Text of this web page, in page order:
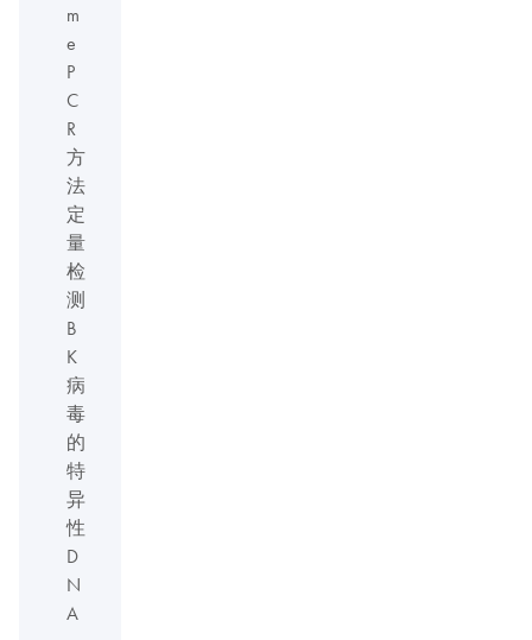
m
e
P
C
R
方
法
定
量
检
测
B
K
病
毒
的
特
异
性
D
N
A